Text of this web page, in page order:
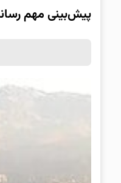
پیش‌بینی مهم رسانه اصولگرا